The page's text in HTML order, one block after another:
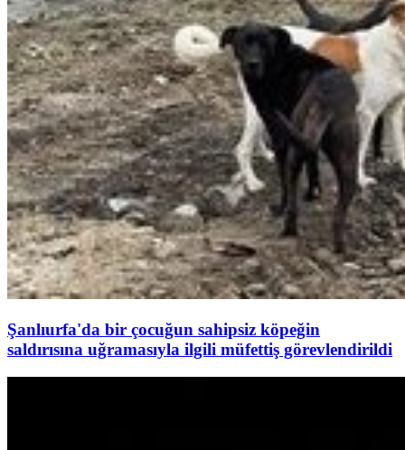
Şanlıurfa'da bir çocuğun sahipsiz köpeğin
saldırısına uğramasıyla ilgili müfettiş görevlendirildi